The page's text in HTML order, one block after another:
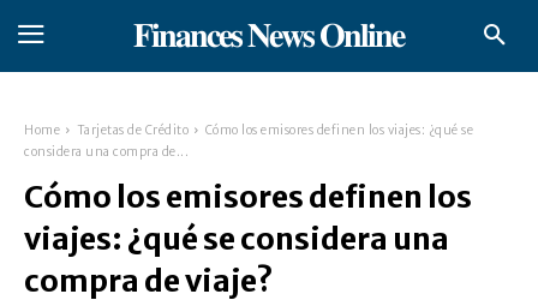
𝐅𝐢𝐧𝐚𝐧𝐜𝐞𝐬 𝐍𝐞𝐰𝐬 𝐎𝐧𝐥𝐢𝐧𝐞
Home Tarjetas de Crédito
Cómo los emisores definen los viajes: ¿qué se
considera una compra de...
Cómo los emisores definen los
viajes: ¿qué se considera una
compra de viaje?